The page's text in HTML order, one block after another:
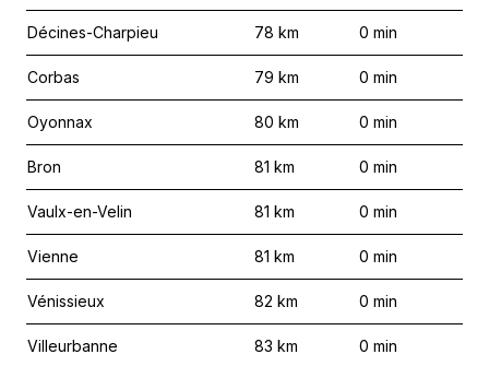
Décines-Charpieu 78 km 0 min
Corbas 79 km 0 min
Oyonnax 80 km 0 min
Bron 81 km 0 min
Vaulx-en-Velin 81 km 0 min
Vienne 81 km 0 min
Vénissieux 82 km 0 min
Villeurbanne 83 km 0 min